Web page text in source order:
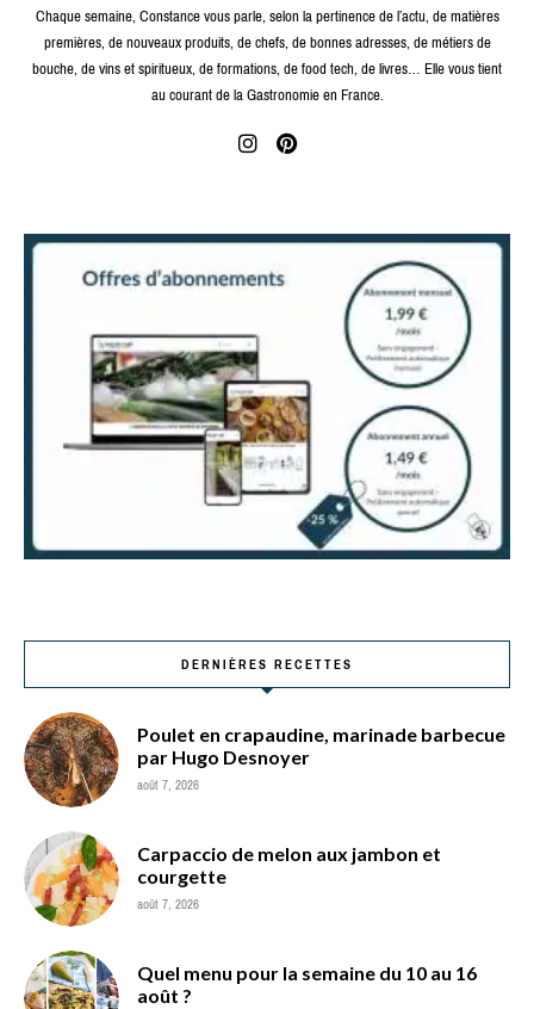
Chaque semaine, Constance vous parle, selon la pertinence de l’actu, de matières
premières, de nouveaux produits, de chefs, de bonnes adresses, de métiers de
bouche, de vins et spiritueux, de formations, de food tech, de livres… Elle vous tient
au courant de la Gastronomie en France.
DERNIÈRES RECETTES
Poulet en crapaudine, marinade barbecue
par Hugo Desnoyer
août 7, 2026
Carpaccio de melon aux jambon et
courgette
août 7, 2026
Quel menu pour la semaine du 10 au 16
août ?